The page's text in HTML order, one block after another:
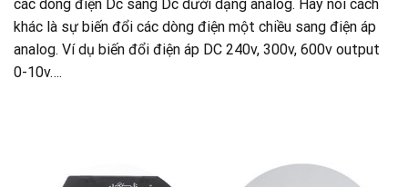
các dòng điện Dc sang Dc dưới dạng analog. Hay nói cách
khác là sự biến đổi các dòng điện một chiều sang điện áp
analog. Ví dụ biến đổi điện áp DC 240v, 300v, 600v output
0-10v….